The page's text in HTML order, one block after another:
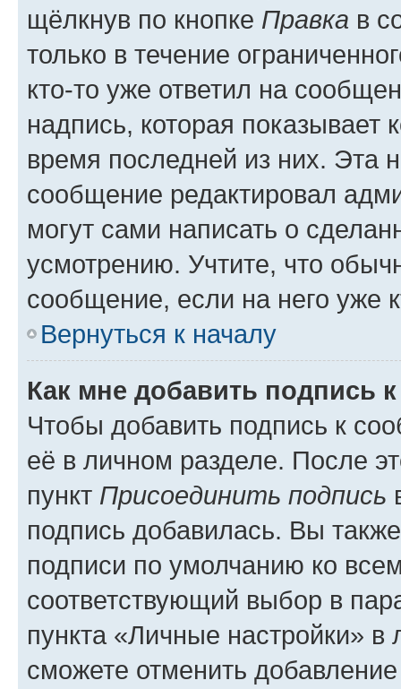
щёлкнув по кнопке Правка в
только в течение
кто-то уже ответил на
надпись, которая показывает
время последней из них. Эта
сообщение редактировал
могут сами написать о
усмотрению. Учтите, что
сообщение, если на него уже
Вернуться к началу
Как мне добавить подпись
Чтобы добавить подпись к
её в личном разделе. После
пункт Присоединить подпись
подпись добавилась. Вы
подписи по умолчанию ко
соответствующий выбор в
пункта «Личные настройки»
сможете отменить